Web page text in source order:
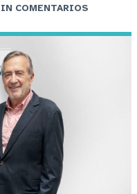
COMENTARIOS